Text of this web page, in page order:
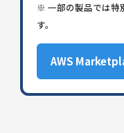
※ 一部の製品では特
す。
AWS